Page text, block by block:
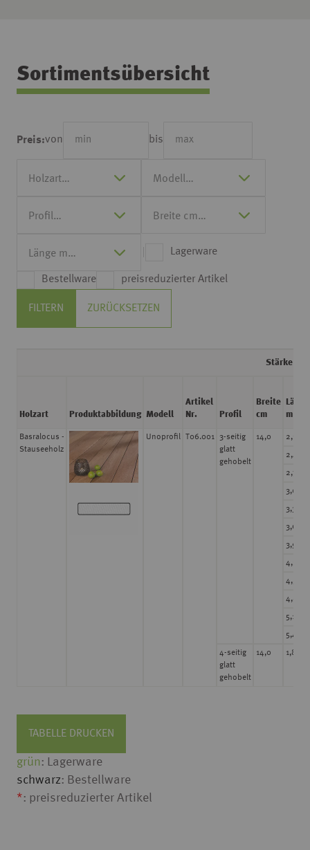
Sortimentsübersicht
Preis:von bis
Lagerware
Bestellware preisreduzierter Artikel
FILTERN ZURÜCKSETZEN
Basralocus -
Stauseeholz
Unoprofil T06.001
3-seitig
glatt
gehobelt
14,0 2,130
2,440
2,750
3,050
3,350
3,660
3,960
4,270
4,570
4,880
5,180
5,490
4-seitig
glatt
gehobelt
14,0 1,830
Stärke mm
Holzart Produktabbildung Modell
Artikel
Nr.
Profil
Breite
cm
Länge
m
TABELLE DRUCKEN
grün: Lagerware
schwarz: Bestellware
*: preisreduzierter Artikel